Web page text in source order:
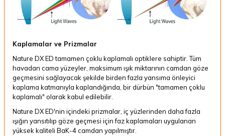
Kaplamalar ve Prizmalar
Nature DX ED tamamen çoklu kaplamalı optiklere sahiptir. Tüm
havadan cama yüzeyler, maksimum ışık miktarının camdan göze
geçmesini sağlayacak şekilde birden fazla yansıma önleyici
kaplama katmanıyla kaplandığında, bir dürbün "tamamen çoklu
kaplamalı" olarak kabul edilebilir.
Nature DX ED'nin içindeki prizmalar, iç yüzlerinden daha fazla
ışığın yansıtılıp göze geçmesi için faz kaplamaları uygulanan
yüksek kaliteli BaK-4 camdan yapılmıştır.